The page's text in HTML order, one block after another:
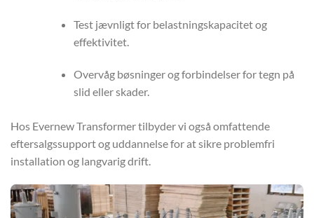
Test jævnligt for belastningskapacitet og
effektivitet.
Overvåg bøsninger og forbindelser for tegn på
slid eller skader.
Hos Evernew Transformer tilbyder vi også omfattende
eftersalgssupport og uddannelse for at sikre problemfri
installation og langvarig drift.